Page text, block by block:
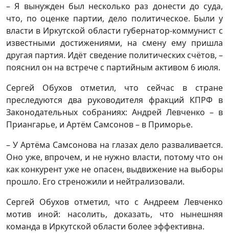
– Я вынужден был несколько раз донести до суда,
что, по оценке партии, дело политическое. Были у
власти в Иркутской области губернатор-коммунист с
известными достижениями, на смену ему пришла
другая партия. Идёт сведение политических счётов, –
пояснил он на встрече с партийным активом 6 июля.
Сергей Обухов отметил, что сейчас в стране
преследуются два руководителя фракций КПРФ в
Законодательных собраниях: Андрей Левченко – в
Приангарье, и Артём Самсонов – в Приморье.
– У Артёма Самсонова на глазах дело разваливается.
Оно уже, впрочем, и не нужно власти, потому что он
как конкурент уже не опасен, выдвижение на выборы
прошло. Его стреножили и нейтрализовали.
Сергей Обухов отметил, что с Андреем Левченко
мотив иной: насолить, доказать, что нынешняя
команда в Иркутской области более эффективна.